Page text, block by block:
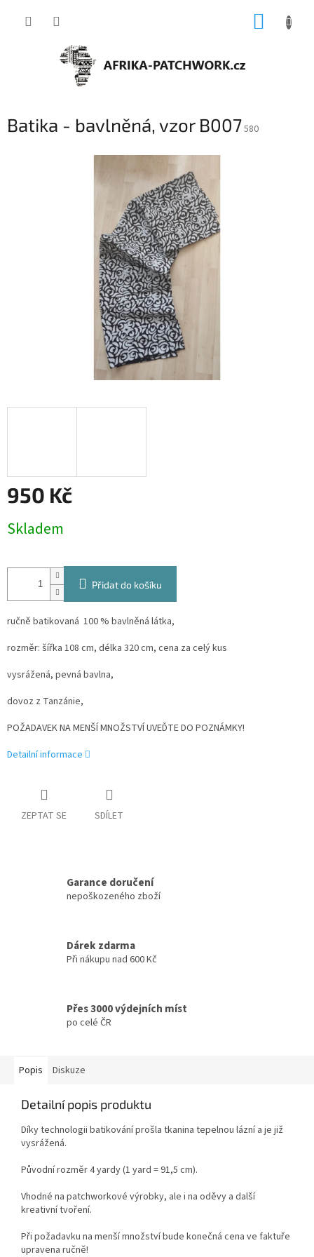
Batika - bavlněná, vzor B007580
950 Kč
cena:
Skladem
Přidat do košíku
ručně batikovaná 100 % bavlněná látka,
rozměr: šířka 108 cm, délka 320 cm, cena za celý kus
vysrážená, pevná bavlna,
dovoz z Tanzánie,
POŽADAVEK NA MENŠÍ MNOŽSTVÍ UVEĎTE DO POZNÁMKY!
Detailní informace
ZEPTAT SE SDÍLET
Garance doručení
nepoškozeného zboží
Dárek zdarma
Při nákupu nad 600 Kč
Přes 3000 výdejních míst
po celé ČR
Popis Diskuze
Detailní popis produktu
Díky technologii batikování prošla tkanina tepelnou lázní a je již
vysrážená.
Původní rozměr 4 yardy (1 yard = 91,5 cm).
Vhodné na patchworkové výrobky, ale i na oděvy a další
kreativní tvoření.
Při požadavku na menší množství bude konečná cena ve faktuře
upravena ručně!